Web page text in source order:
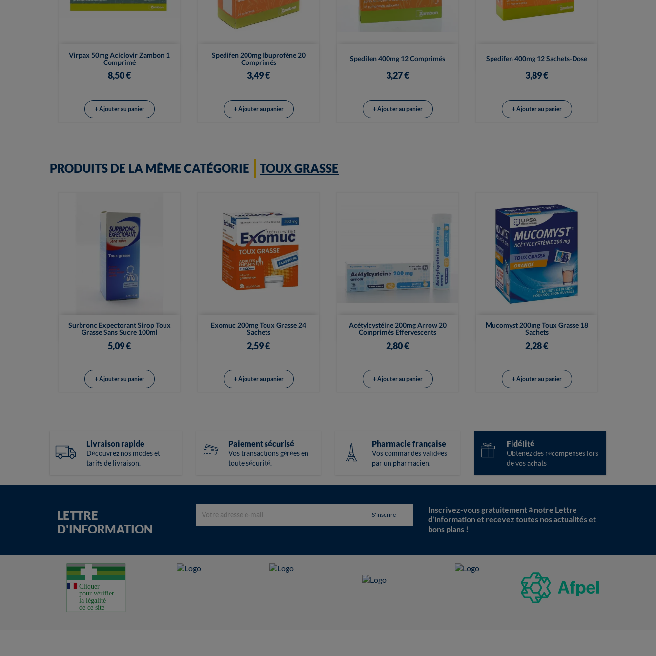
Virpax 50mg Aciclovir Zambon 1
Comprimé
8,50 €
Vue rapide
+ Ajouter au panier
Spedifen 200mg Ibuprofène 20
Comprimés
3,49 €
Vue rapide
+ Ajouter au panier
Spedifen 400mg 12 Comprimés
3,27 €
Vue rapide
+ Ajouter au panier
Spedifen 400mg 12 Sachets-Dose
3,89 €
Vue rapide
+ Ajouter au panier
PRODUITS DE LA MÊME CATÉGORIE TOUX GRASSE
Surbronc Expectorant Sirop Toux
Grasse Sans Sucre 100ml
5,09 €
Vue rapide
+ Ajouter au panier
Exomuc 200mg Toux Grasse 24
Sachets
2,59 €
Vue rapide
+ Ajouter au panier
Acétylcystéine 200mg Arrow 20
Comprimés Effervescents
2,80 €
Vue rapide
+ Ajouter au panier
Mucomyst 200mg Toux Grasse 18
Sachets
2,28 €
Vue rapide
+ Ajouter au panier
Livraison rapide
Découvrez nos modes et
tarifs de livraison.
Paiement sécurisé
Vos transactions gérées en
toute sécurité.
Pharmacie française
Vos commandes validées
par un pharmacien.
Fidélité
Obtenez des récompenses lors
de vos achats
LETTRE
D'INFORMATION
Inscrivez-vous gratuitement à notre Lettre
d'information et recevez toutes nos actualités et
bons plans !